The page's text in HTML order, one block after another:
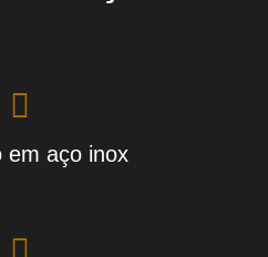
em aço inox